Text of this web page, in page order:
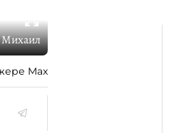
Михаил
Max